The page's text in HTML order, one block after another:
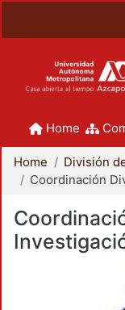
Home
Home